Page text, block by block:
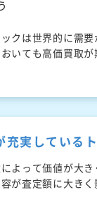
クは世界的に需
いても高価買取
充実している
よって価値が大き
が査定額に大きく